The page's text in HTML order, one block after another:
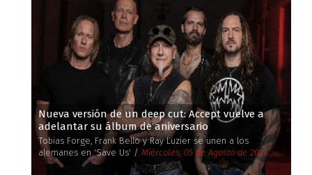
Nueva versión de un deep cut: Accept vuelve a
adelantar su álbum de aniversario
Tobias Forge, Frank Bello y Ray Luzier se unen a los
alemanes en 'Save Us' / Miércoles, 05 de Agosto de 2026